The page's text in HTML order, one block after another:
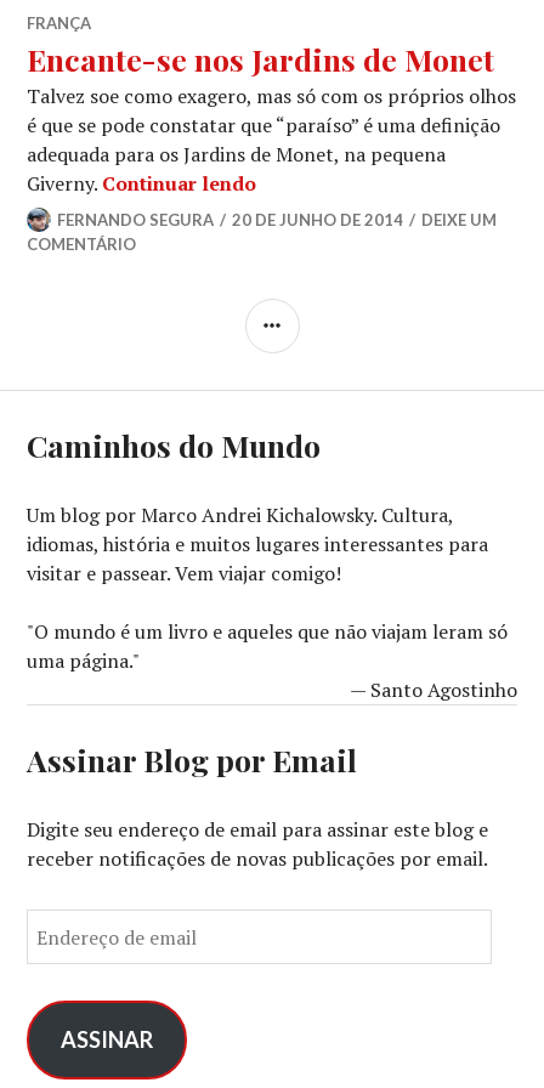
FRANÇA
Encante-se nos Jardins de Monet
Talvez soe como exagero, mas só com os próprios olhos
é que se pode constatar que “paraíso” é uma definição
adequada para os Jardins de Monet, na pequena
Giverny. Continuar lendoEncante-se nos Jardins de
FERNANDO SEGURA 20 DE JUNHO DE 2014
DEIXE UM
COMENTÁRIO
LATERAL
Caminhos do Mundo
Um blog por Marco Andrei Kichalowsky. Cultura,
idiomas, história e muitos lugares interessantes para
visitar e passear. Vem viajar comigo!
"O mundo é um livro e aqueles que não viajam leram só
uma página."
— Santo Agostinho
Assinar Blog por Email
Digite seu endereço de email para assinar este blog e
receber notificações de novas publicações por email.
n
e
r
e
ASSINAR